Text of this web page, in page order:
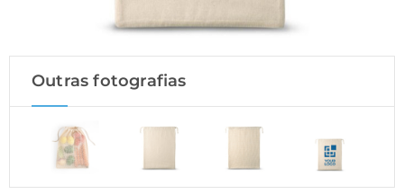
Outras fotografias